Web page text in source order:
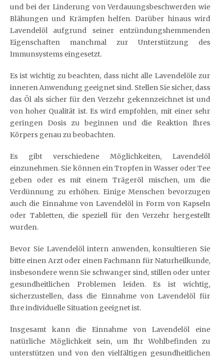
und bei der Linderung von Verdauungsbeschwerden wie
Blähungen und Krämpfen helfen. Darüber hinaus wird
Lavendelöl aufgrund seiner entzündungshemmenden
Eigenschaften manchmal zur Unterstützung des
Immunsystems eingesetzt.
Es ist wichtig zu beachten, dass nicht alle Lavendelöle zur
inneren Anwendung geeignet sind. Stellen Sie sicher, dass
das Öl als sicher für den Verzehr gekennzeichnet ist und
von hoher Qualität ist. Es wird empfohlen, mit einer sehr
geringen Dosis zu beginnen und die Reaktion Ihres
Körpers genau zu beobachten.
Es gibt verschiedene Möglichkeiten, Lavendelöl
einzunehmen. Sie können ein Tropfen in Wasser oder Tee
geben oder es mit einem Trägeröl mischen, um die
Verdünnung zu erhöhen. Einige Menschen bevorzugen
auch die Einnahme von Lavendelöl in Form von Kapseln
oder Tabletten, die speziell für den Verzehr hergestellt
wurden.
Bevor Sie Lavendelöl intern anwenden, konsultieren Sie
bitte einen Arzt oder einen Fachmann für Naturheilkunde,
insbesondere wenn Sie schwanger sind, stillen oder unter
gesundheitlichen Problemen leiden. Es ist wichtig,
sicherzustellen, dass die Einnahme von Lavendelöl für
Ihre individuelle Situation geeignet ist.
Insgesamt kann die Einnahme von Lavendelöl eine
natürliche Möglichkeit sein, um Ihr Wohlbefinden zu
unterstützen und von den vielfältigen gesundheitlichen